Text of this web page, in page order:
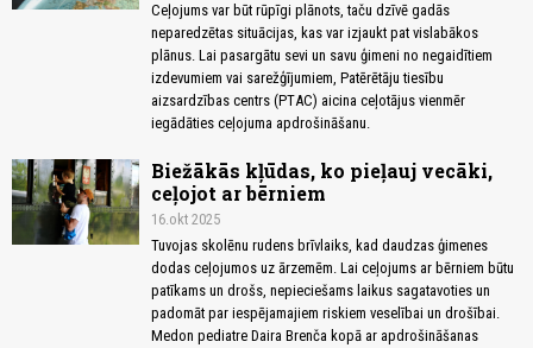
Ceļojums var būt rūpīgi plānots, taču dzīvē gadās
neparedzētas situācijas, kas var izjaukt pat vislabākos
plānus. Lai pasargātu sevi un savu ģimeni no negaidītiem
izdevumiem vai sarežģījumiem, Patērētāju tiesību
aizsardzības centrs (PTAC) aicina ceļotājus vienmēr
iegādāties ceļojuma apdrošināšanu.
Biežākās kļūdas, ko pieļauj vecāki,
ceļojot ar bērniem
16.okt 2025
Tuvojas skolēnu rudens brīvlaiks, kad daudzas ģimenes
dodas ceļojumos uz ārzemēm. Lai ceļojums ar bērniem būtu
patīkams un drošs, nepieciešams laikus sagatavoties un
padomāt par iespējamajiem riskiem veselībai un drošībai.
Medon pediatre Daira Brenča kopā ar apdrošināšanas